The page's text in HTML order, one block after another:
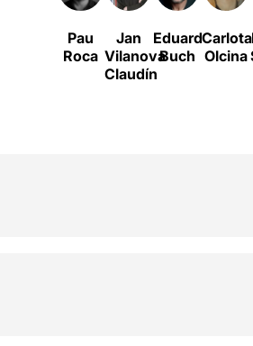
Pau
Roca
Jan
Vilanova
Claudín
Eduard
Buch
Carlota
Olcina